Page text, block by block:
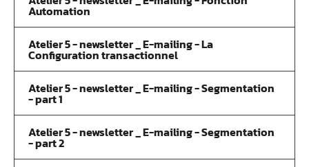
Automation
Atelier 5 - newsletter _ E-mailing - La
Configuration transactionnel
Atelier 5 - newsletter _ E-mailing - Segmentation
- part 1
Atelier 5 - newsletter _ E-mailing - Segmentation
- part 2